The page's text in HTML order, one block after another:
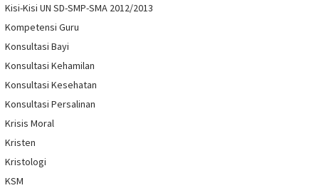
Kisi-Kisi UN SD-SMP-SMA 2012/2013
Kompetensi Guru
Konsultasi Bayi
Konsultasi Kehamilan
Konsultasi Kesehatan
Konsultasi Persalinan
Krisis Moral
Kristen
Kristologi
KSM